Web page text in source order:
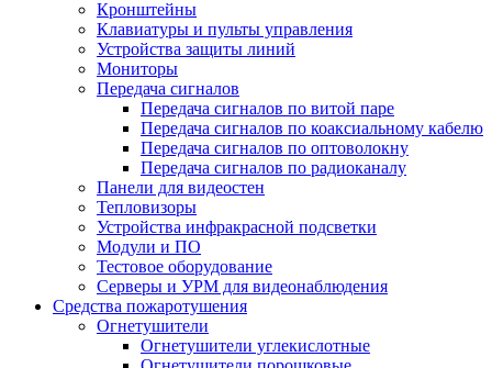
Кронштейны
Клавиатуры и пульты управления
Устройства защиты линий
Мониторы
Передача сигналов
Передача сигналов по витой паре
Передача сигналов по коаксиальному кабелю
Передача сигналов по оптоволокну
Передача сигналов по радиоканалу
Панели для видеостен
Тепловизоры
Устройства инфракрасной подсветки
Модули и ПО
Тестовое оборудование
Серверы и УРМ для видеонаблюдения
Средства пожаротушения
Огнетушители
Огнетушители углекислотные